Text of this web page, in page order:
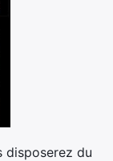
disposerez du